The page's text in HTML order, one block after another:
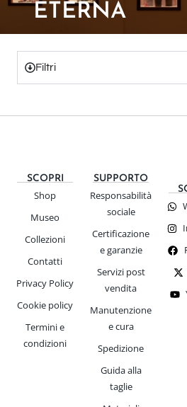
ETERNA
Filtri
SCOPRI
Shop
Museo
Collezioni
Contatti
Privacy Policy
Cookie policy
Termini e
condizioni
SUPPORTO
Responsabilità
sociale
Certificazione
e garanzie
Servizi post
vendita
Manutenzione
e cura
Spedizione
Guida alla
taglie